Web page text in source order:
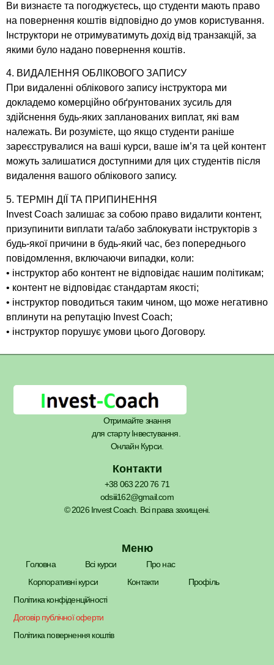
Ви визнаєте та погоджуєтесь, що студенти мають право
на повернення коштів відповідно до умов користування.
Інструктори не отримуватимуть дохід від транзакцій, за
якими було надано повернення коштів.
4. ВИДАЛЕННЯ ОБЛІКОВОГО ЗАПИСУ
При видаленні облікового запису інструктора ми
докладемо комерційно обґрунтованих зусиль для
здійснення будь-яких запланованих виплат, які вам
належать. Ви розумієте, що якщо студенти раніше
зареєструвалися на ваші курси, ваше ім’я та цей контент
можуть залишатися доступними для цих студентів після
видалення вашого облікового запису.
5. ТЕРМІН ДІЇ ТА ПРИПИНЕННЯ
Invest Coach залишає за собою право видалити контент,
призупинити виплати та/або заблокувати інструкторів з
будь-якої причини в будь-який час, без попереднього
повідомлення, включаючи випадки, коли:
• інструктор або контент не відповідає нашим політикам;
• контент не відповідає стандартам якості;
• інструктор поводиться таким чином, що може негативно
вплинути на репутацію Invest Coach;
• інструктор порушує умови цього Договору.
Отримайте знання
для старту Інвестування.
Онлайн Курси.
Контакти
+38 063 220 76 71
odsiii162@gmail.com
© 2026 Invest Coach. Всі права захищені.
Меню
Головна Всі курси
Про нас
Корпоративні курси
Контакти
Профіль
Політика конфіденційності
Договір публічної оферти
Політика повернення коштів